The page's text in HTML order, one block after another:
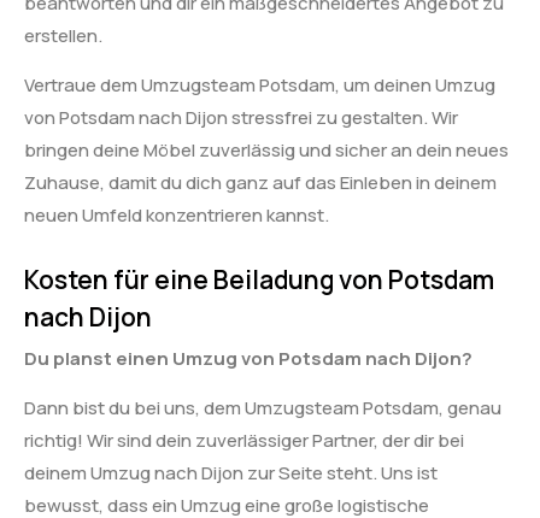
erstellen.
Vertraue dem Umzugsteam Potsdam, um deinen Umzug
von Potsdam nach Dijon stressfrei zu gestalten. Wir
bringen deine Möbel zuverlässig und sicher an dein neues
Zuhause, damit du dich ganz auf das Einleben in deinem
neuen Umfeld konzentrieren kannst.
Kosten für eine Beiladung von Potsdam
nach Dijon
Du planst einen Umzug von Potsdam nach Dijon?
Dann bist du bei uns, dem Umzugsteam Potsdam, genau
richtig! Wir sind dein zuverlässiger Partner, der dir bei
deinem Umzug nach Dijon zur Seite steht. Uns ist
bewusst, dass ein Umzug eine große logistische